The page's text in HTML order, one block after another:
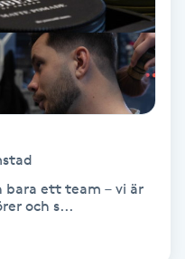
bara ett team – vi är
och s...